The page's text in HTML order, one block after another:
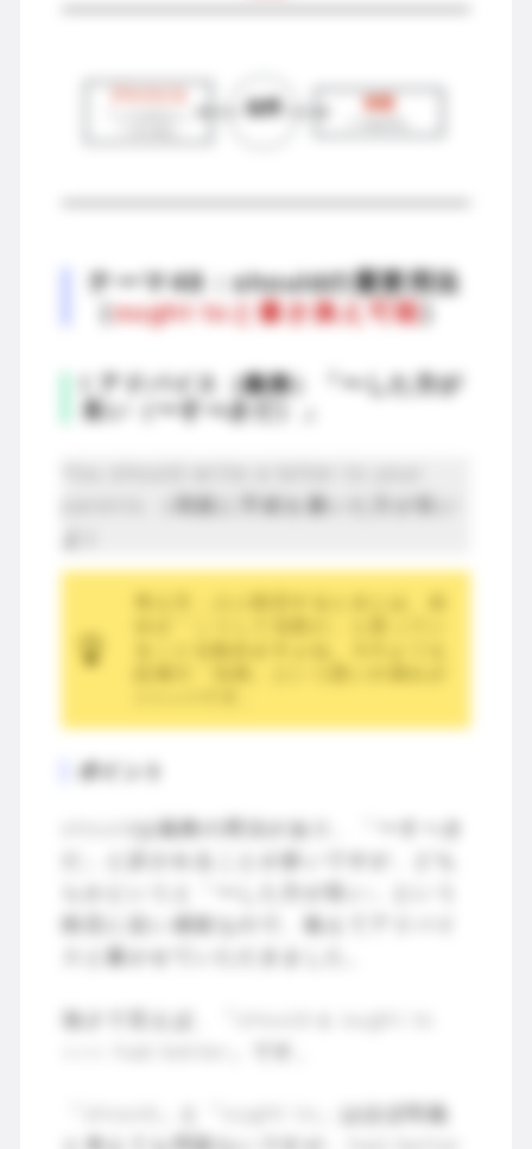
テーマ48：shouldの重要用法
（ought toと書き換え可能
Ⅰ アドバイス（義務）「〜した方が
良い（〜すべきだ）」
ポイント